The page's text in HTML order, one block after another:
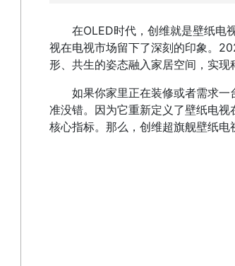
在OLED时代，创维就是壁纸电
视在电视市场留下了深刻的印象。
形、共生的姿态融入家居空间，实现
如果你家里正在装修或者需求
准没错。因为它重新定义了壁纸电
核心指标。那么，创维超旗舰壁纸电